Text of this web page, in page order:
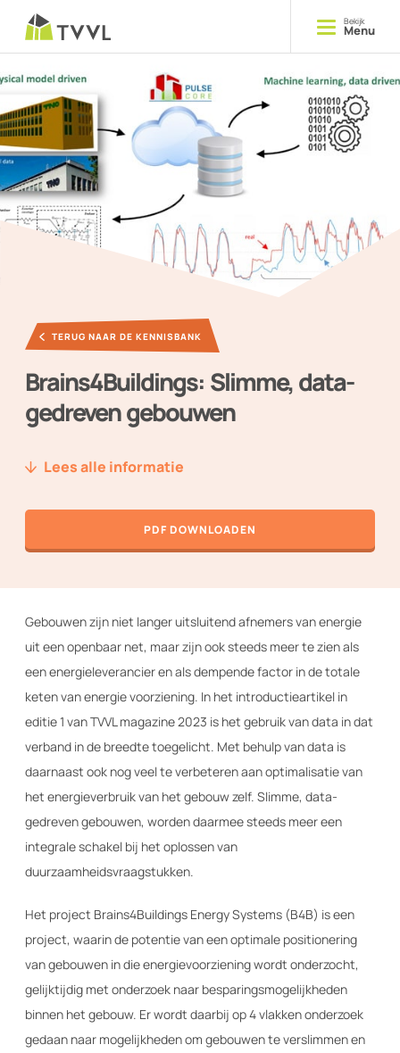
Opleiden
Cursussen
Delen
Kennis
Ontmoeten
YOUNG TVVL
Magazine
Nieuws
Over ons
Techniek2Day
Contact
WORD LID VAN TVVL
Bekijk
Menu
TERUG NAAR DE KENNISBANK
Brains4Buildings: Slimme, data-
gedreven gebouwen
Lees alle informatie
PDF DOWNLOADEN
Gebouwen zijn niet langer uitsluitend afnemers van energie
uit een openbaar net, maar zijn ook steeds meer te zien als
een energieleverancier en als dempende factor in de totale
keten van energie voorziening. In het introductieartikel in
editie 1 van TVVL magazine 2023 is het gebruik van data in dat
verband in de breedte toegelicht. Met behulp van data is
daarnaast ook nog veel te verbeteren aan optimalisatie van
het energieverbruik van het gebouw zelf. Slimme, data-
gedreven gebouwen, worden daarmee steeds meer een
integrale schakel bij het oplossen van
duurzaamheidsvraagstukken.
Het project Brains4Buildings Energy Systems (B4B) is een
project, waarin de potentie van een optimale positionering
van gebouwen in die energievoorziening wordt onderzocht,
gelijktijdig met onderzoek naar besparingsmogelijkheden
binnen het gebouw. Er wordt daarbij op 4 vlakken onderzoek
gedaan naar mogelijkheden om gebouwen te verslimmen en